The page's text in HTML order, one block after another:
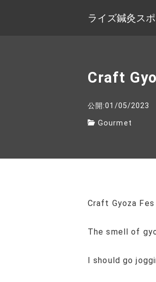
ライズ鍼灸ス
Craft
公開:01/05/2023
Gourmet
Craft Gyoza
The smell of
I should go